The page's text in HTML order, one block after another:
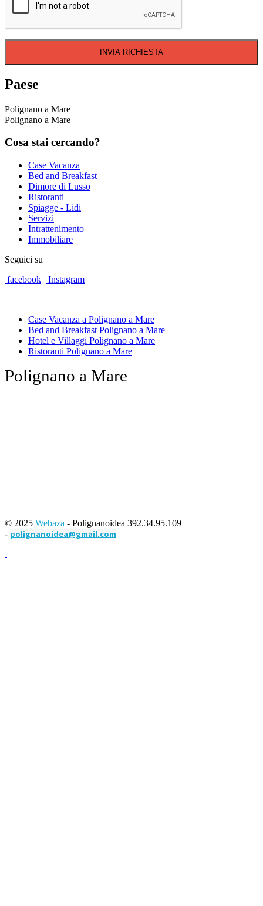
INVIA RICHIESTA
Paese
Polignano a Mare
Polignano a Mare
Cosa stai cercando?
Case Vacanza
Bed and Breakfast
Dimore di Lusso
Ristoranti
Spiagge - Lidi
Servizi
Intrattenimento
Immobiliare
Seguici su
facebook
Instagram
Case Vacanza a Polignano a Mare
Bed and Breakfast Polignano a Mare
Hotel e Villaggi Polignano a Mare
Ristoranti Polignano a Mare
Polignano a Mare
© 2025 Webaza - Polignanoidea 392.34.95.109
- polignanoidea@gmail.com